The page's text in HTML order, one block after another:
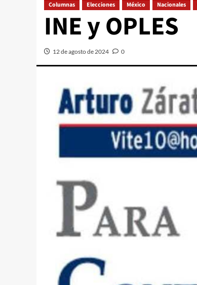
Columnas Elecciones México Nacionales
INE y OPLES
12 de agosto de 2024 0